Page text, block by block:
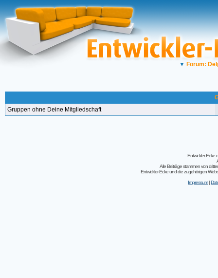
▼ Forum:
Gruppen ohne Deine Mitgliedschaft
Entwickler-
Alle Beiträge stammen von
Entwickler-Ecke und die zugehörigen
Impressum|